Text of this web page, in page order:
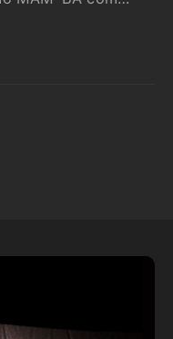
em abril e